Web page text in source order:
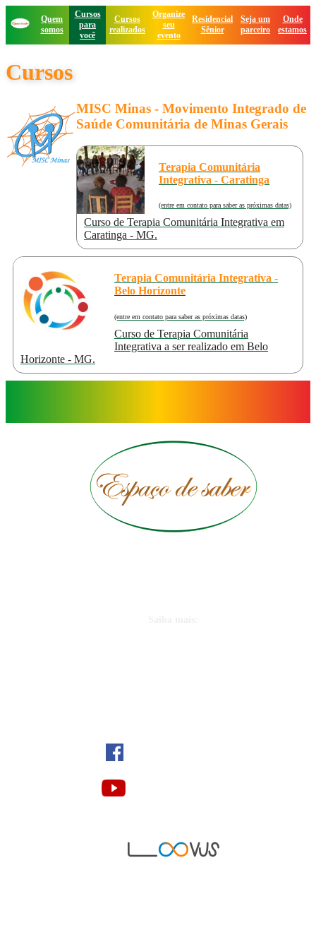
Quem
somos
Cursos
para
você
Cursos
realizados
Organize
seu
evento
Residencial
Sênior
Seja um
parceiro
Onde
estamos
Cursos
MISC Minas - Movimento Integrado de
Saúde Comunitária de Minas Gerais
Terapia Comunitária
Integrativa - Caratinga
(entre em contato para saber as próximas datas)
Curso de Terapia Comunitária Integrativa em
Caratinga - MG.
Terapia Comunitária Integrativa -
Belo Horizonte
(entre em contato para saber as próximas datas)
Curso de Terapia Comunitária
Integrativa a ser realizado em Belo
Horizonte - MG.